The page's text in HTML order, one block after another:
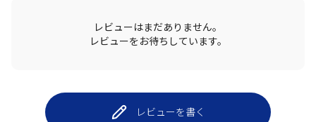
レビューはまだありません。
レビューをお待ちしています。
レビューを書く